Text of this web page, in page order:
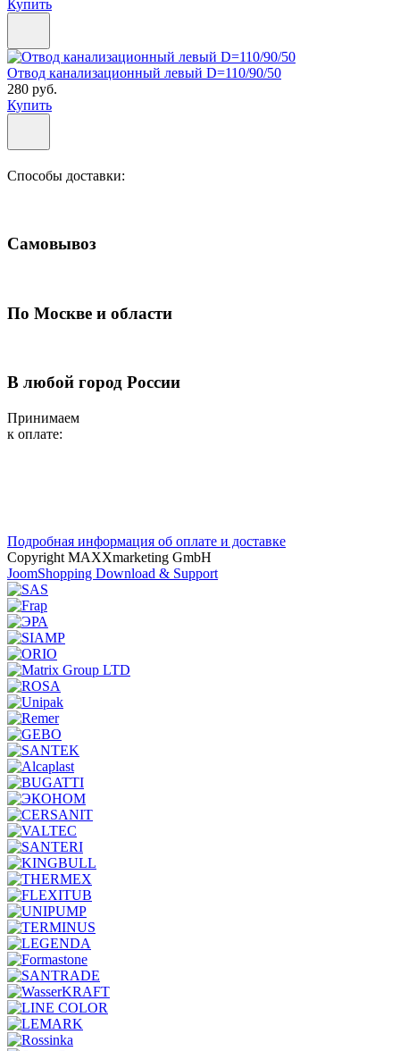
Купить
Отвод канализационный левый D=110/90/50
280 руб.
Купить
Способы доставки:
Самовывоз
По Москве и области
В любой город России
Принимаем
к оплате:
Подробная информация об оплате и доставке
Copyright MAXXmarketing GmbH
JoomShopping Download & Support